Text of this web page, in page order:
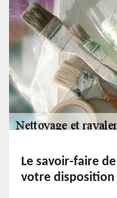
Le savoir-faire
votre disposition